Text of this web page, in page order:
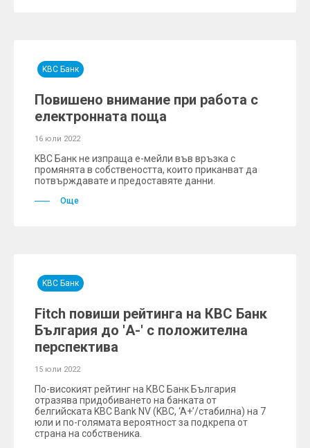
KBC Банк
Повишено внимание при работа с
електронната поща
16 юли 2022
KBC Банк не изпраща e-мейли във връзка с
промянята в собствеността, които приканват да
потвърждавате и предоставяте данни.
Още
KBC Банк
Fitch повиши рейтинга на КВС Банк
България до 'A-' с положителна
перспектива
15 юли 2022
По-високият рейтинг на КВС Банк България
отразява придобиването на банката от
белгийската KBC Bank NV (KBC, ‘A+’/стабилна) на 7
юли и по-голямата вероятност за подкрепа от
страна на собственика.